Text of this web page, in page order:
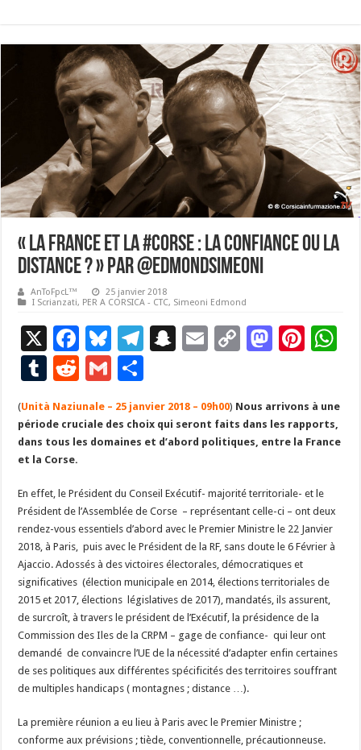
« ​La France et la #Corse : la confiance ou la
distance ? » par @EdmondSimeoni
AnToFpcL™
25 janvier 2018
I Scrianzati, PER A CORSICA - CTC, Simeoni Edmond
X
F
ac
e
b
o
k
Bl
u
es
ky
T
gr
a
S
p
c
at
E
l
C
y
Li
k
M
d
o
Pi
es
t
p
T
u
m
bl
r
R
d
di
G
m
ai
l
ar
ta
g
(Unità Naziunale – 25 janvier 2018 – 09h00) Nous arrivons à une
période cruciale des choix qui seront faits dans les rapports,
dans tous les domaines et d’abord politiques, entre la France
et la Corse.
En effet, le Président du Conseil Exécutif- majorité territoriale- et le
Président de l’Assemblée de Corse – représentant celle-ci – ont deux
rendez-vous essentiels d’abord avec le Premier Ministre le 22 Janvier
2018, à Paris, puis avec le Président de la RF, sans doute le 6 Février à
Ajaccio. Adossés à des victoires électorales, démocratiques et
significatives (élection municipale en 2014, élections territoriales de
2015 et 2017, élections législatives de 2017), mandatés, ils assurent,
de surcroît, à travers le président de l’Exécutif, la présidence de la
Commission des Iles de la CRPM – gage de confiance- qui leur ont
demandé de convaincre l’UE de la nécessité d’adapter enfin certaines
de ses politiques aux différentes spécificités des territoires souffrant
de multiples handicaps ( montagnes ; distance …).
La première réunion a eu lieu à Paris avec le Premier Ministre ;
conforme aux prévisions ; tiède, conventionnelle, précautionneuse.